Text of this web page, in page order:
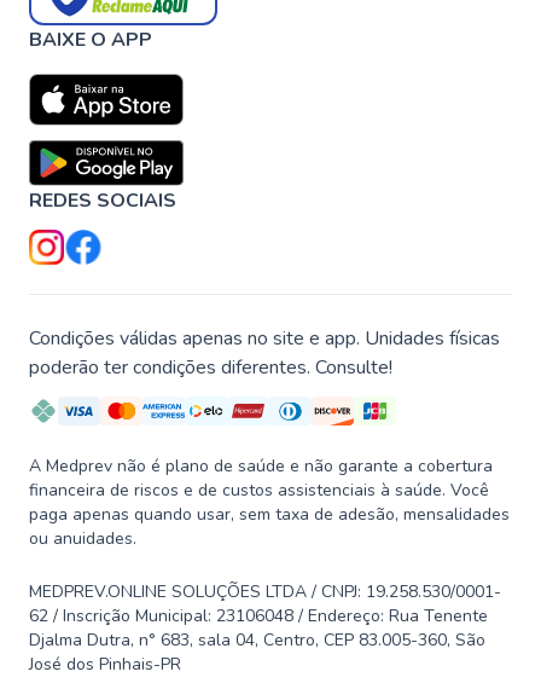
BAIXE O APP
REDES SOCIAIS
Condições válidas apenas no site e app. Unidades físicas
poderão ter condições diferentes. Consulte!
A Medprev não é plano de saúde e não garante a cobertura
financeira de riscos e de custos assistenciais à saúde. Você
paga apenas quando usar, sem taxa de adesão, mensalidades
ou anuidades.
MEDPREV.ONLINE SOLUÇÕES LTDA / CNPJ: 19.258.530/0001-
62 / Inscrição Municipal: 23106048 / Endereço: Rua Tenente
Djalma Dutra, n° 683, sala 04, Centro, CEP 83.005-360, São
José dos Pinhais-PR